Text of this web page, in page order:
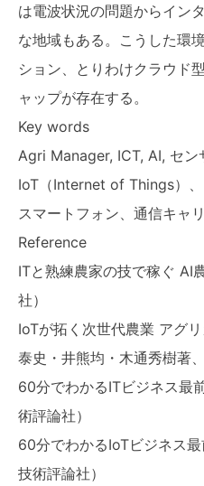
は電波状況の問題からイン
な地域もある。こうした環
ション、とりわけクラウド
ャップが存在する。
Key words
Agri Manager, ICT, AI, セン
IoT（Internet of Things）、
スマートフォン、通信キャ
Reference
ITと熟練農家の技で稼ぐ AI
社）
IoTが拓く次世代農業 アグ
泰史・井熊均・木通秀樹著
60分でわかるITビジネス最
術評論社）
60分でわかるIoTビジネス最
技術評論社）